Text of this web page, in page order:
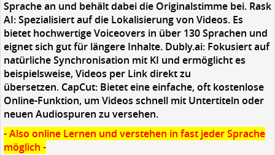
Sprache an und behält dabei die Originalstimme bei. Rask
AI: Spezialisiert auf die Lokalisierung von Videos. Es
bietet hochwertige Voiceovers in über 130 Sprachen und
eignet sich gut für längere Inhalte. Dubly.ai: Fokusiert auf
natürliche Synchronisation mit KI und ermöglicht es
beispielsweise, Videos per Link direkt zu
übersetzen. CapCut: Bietet eine einfache, oft kostenlose
Online-Funktion, um Videos schnell mit Untertiteln oder
neuen Audiospuren zu versehen.
- Also online Lernen und verstehen in fast jeder Sprache
möglich -